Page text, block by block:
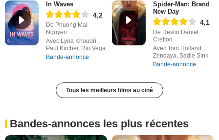
In Waves
4,2
De Phuong Mai
Nguyen
Avec Lyna Khoudri,
Paul Kircher, Rio Vega
Bande-annonce
Spider-Man: Brand
New Day
4,1
De Destin Daniel
Cretton
Avec Tom Holland,
Zendaya, Sadie Sink
Bande-annonce
Tous les meilleurs films au ciné
Bandes-annonces les plus récentes